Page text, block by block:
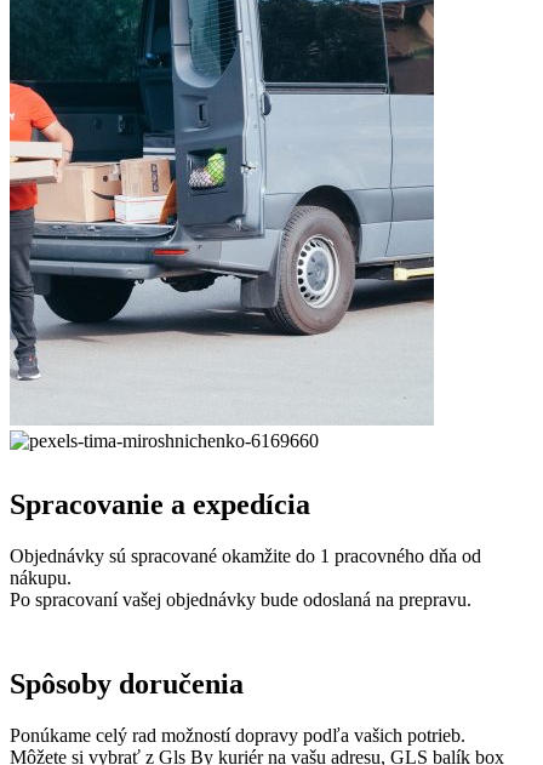
Spracovanie a expedícia
Objednávky sú spracované okamžite do 1 pracovného dňa od
nákupu.
Po spracovaní vašej objednávky bude odoslaná na prepravu.
Spôsoby doručenia
Ponúkame celý rad možností dopravy podľa vašich potrieb.
Môžete si vybrať z Gls By kuriér na vašu adresu, GLS balík box